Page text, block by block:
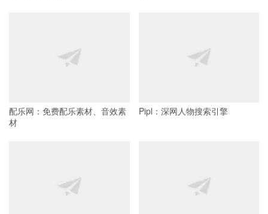
配乐网：免费配乐素材、音效素
材
Pipl：深网人物搜索引擎